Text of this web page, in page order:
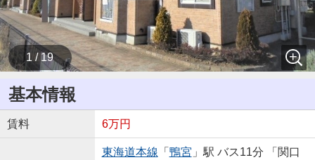
1 / 19
基本情報
賃料 6万円
東海道本線 「 鴨宮 」駅 バス11分 「関口